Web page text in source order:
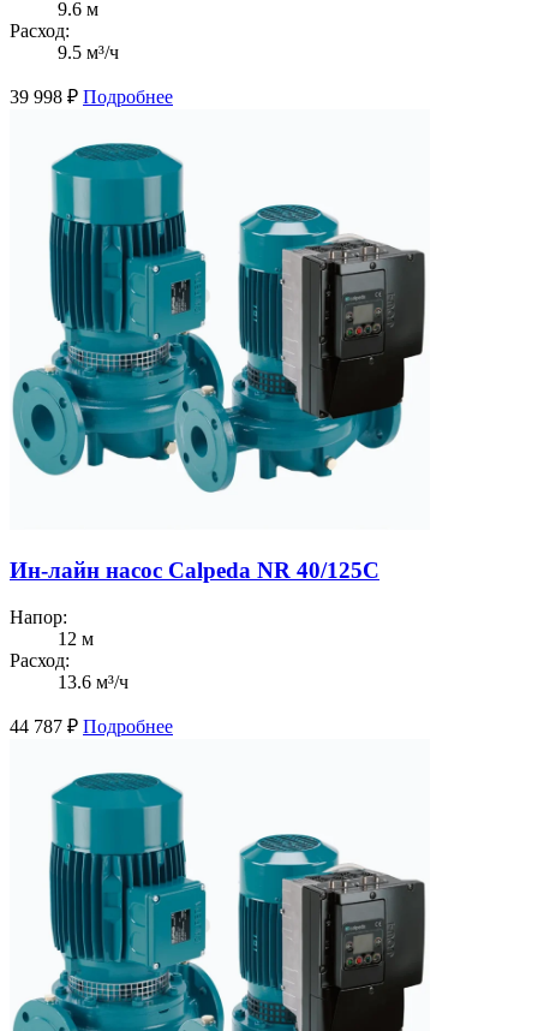
9.6 м
Расход:
9.5 м³/ч
39 998 ₽ Подробнее
Ин-лайн насос Calpeda NR 40/125C
Напор:
12 м
Расход:
13.6 м³/ч
44 787 ₽ Подробнее